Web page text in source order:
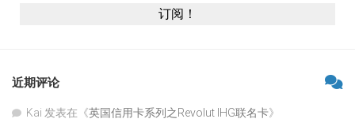
近期评论
Kai 发表在《英国信用卡系列之Revolut IHG联名卡》